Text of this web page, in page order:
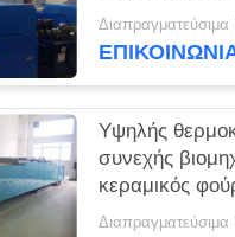
φούρνος
θερμοκρασίας
Υψηλής
συνεχής
κεραμικός